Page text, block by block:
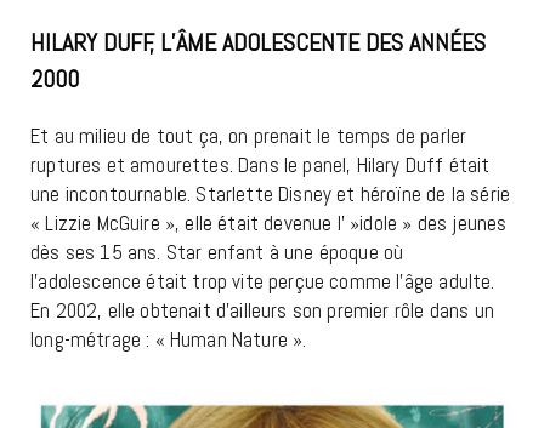
HILARY DUFF, L’ÂME ADOLESCENTE DES ANNÉES
2000
Et au milieu de tout ça, on prenait le temps de parler
ruptures et amourettes. Dans le panel, Hilary Duff était
une incontournable. Starlette Disney et héroïne de la série
« Lizzie McGuire », elle était devenue l' »idole » des jeunes
dès ses 15 ans. Star enfant à une époque où
l’adolescence était trop vite perçue comme l’âge adulte.
En 2002, elle obtenait d’ailleurs son premier rôle dans un
long-métrage : « Human Nature ».